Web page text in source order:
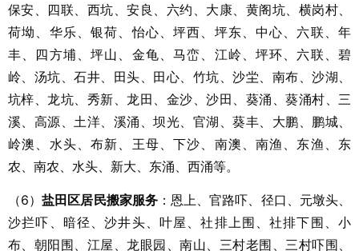
保安、四联、西坑、安良、六约、大康、黄阁坑、横岗村、
荷坳、华乐、银荷、怡心、坪西、坪东、中心、六联、年
丰、四方埔、坪山、金龟、马峦、江岭、坪环、六联、碧
岭、汤坑、石井、田头、田心、竹坑、沙坣、南布、沙湖、
坑梓、龙坑、秀新、龙田、金沙、沙田、葵涌、葵涌村、三
溪、高源、土洋、溪涌、坝光、官湖、葵丰、大鹏、鹏城、
岭澳、水头、布新、王母、下沙、南澳、南渔、东渔、东
农、南农、水头、新大、东涌、西涌等。
（6）盐田区居民搬家服务：恩上、官路吓、径口、元墩头、
沙拦吓、暗径、沙井头、叶屋、社排上围、社排下围、小
布、朝阳围、江屋、龙眼园、南山、三村老围、三村吓围、